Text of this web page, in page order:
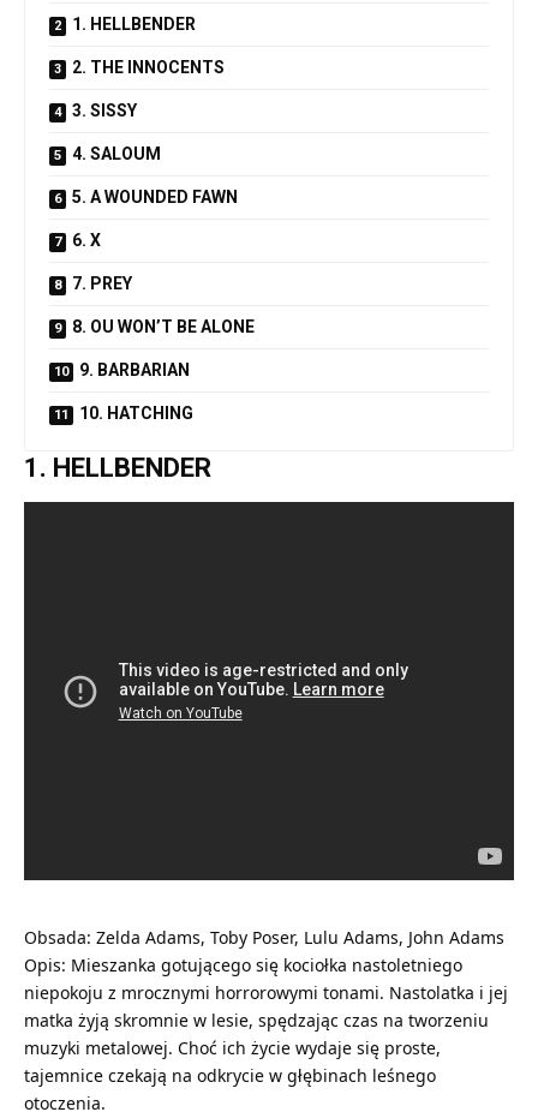
1. HELLBENDER
2. THE INNOCENTS
3. SISSY
4. SALOUM
5. A WOUNDED FAWN
6. X
7. PREY
8. OU WON’T BE ALONE
9. BARBARIAN
10. HATCHING
1. HELLBENDER
Obsada: Zelda Adams, Toby Poser, Lulu Adams, John Adams
Opis: Mieszanka gotującego się kociołka nastoletniego
niepokoju z mrocznymi horrorowymi tonami. Nastolatka i jej
matka żyją skromnie w lesie, spędzając czas na tworzeniu
muzyki metalowej. Choć ich życie wydaje się proste,
tajemnice czekają na odkrycie w głębinach leśnego
otoczenia.